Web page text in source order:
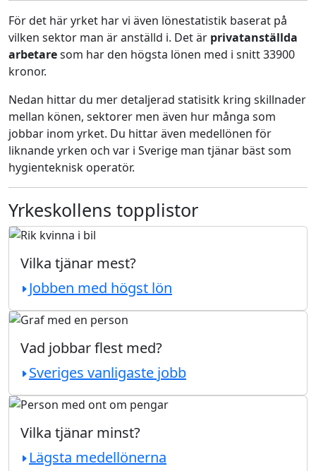
För det här yrket har vi även lönestatistik baserat på
vilken sektor man är anställd i. Det är privatanställda
arbetaresom har den högsta lönen med i snitt 33900
kronor.
Nedan hittar du mer detaljerad statisitk kring skillnader
mellan könen, sektorer men även hur många som
jobbar inom yrket. Du hittar även medellönen för
liknande yrken och var i Sverige man tjänar bäst som
hygienteknisk operatör.
Yrkeskollens topplistor
Vilka tjänar mest?
Jobben med högst lön
Vad jobbar flest med?
Sveriges vanligaste jobb
Vilka tjänar minst?
Lägsta medellönerna